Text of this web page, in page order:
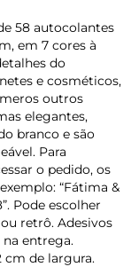
58 autocolantes
em 7 cores à
do
e cosméticos,
outros
elegantes,
branco e são
Para
o pedido, os
“Fátima &
Pode escolher
retrô. Adesivos
entrega.
cm de largura.